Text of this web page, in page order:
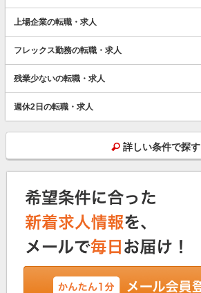
上場企業の転職・求人
フレックス勤務の転職・求人
残業少ないの転職・求人
週休2日の転職・求人
詳しい条件で探す